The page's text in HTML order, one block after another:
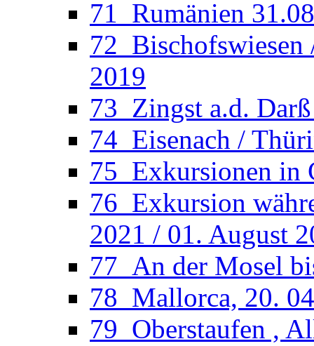
71_Rumänien
72_Bischofswiesen
2019
73_Zingst a.d.
74_Eisenach /
75_Exkursionen in
76_Exkursion
2021 / 01. August
77_An der Mosel
78_Mallorca, 20.
79_Oberstaufen ,